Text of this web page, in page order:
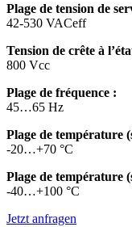
Plage de tension de
42-530 VACeff
Tension de crête à
800 Vcc
Plage de fréquence :
45…65 Hz
Plage de température
-20…+70 °C
Plage de température
-40…+100 °C
Jetzt anfragen